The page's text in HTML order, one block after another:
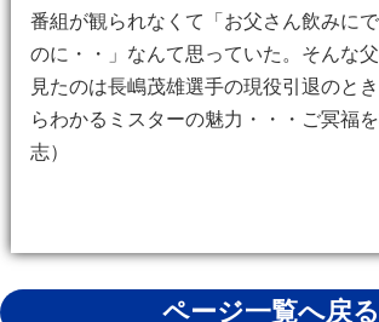
番組が観られなくて「お父さん飲みに
のに・・」なんて思っていた。そんな
見たのは長嶋茂雄選手の現役引退のと
らわかるミスターの魅力・・・ご冥福
志）
ページ一覧へ戻る